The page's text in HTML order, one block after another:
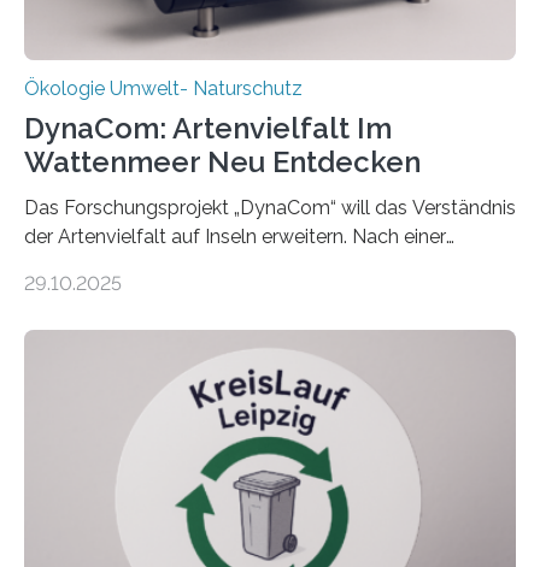
Ökologie Umwelt- Naturschutz
DynaCom: Artenvielfalt Im
Wattenmeer Neu Entdecken
Das Forschungsprojekt „DynaCom“ will das Verständnis
der Artenvielfalt auf Inseln erweitern. Nach einer
Beobachtungen im Wattenmeer ist nun eine große
Oldenburg befassen sich insbesondere damit, wie ein
Ökosystem gedeiht – und wie sich dieser Prozess
verlässlich prognostizieren lässt. Grünes Licht für
„DynaCom“: Die Deutsche Forschungsgemeinschaft
(DFG) fördert das Anfang 2019 gestartete
Forschungsprojekt an der Universität Oldenburg für
zwei weitere Jahre mit rund 1,2 Millionen Euro. „Wir
freuen uns sehr über…
29.10.2025